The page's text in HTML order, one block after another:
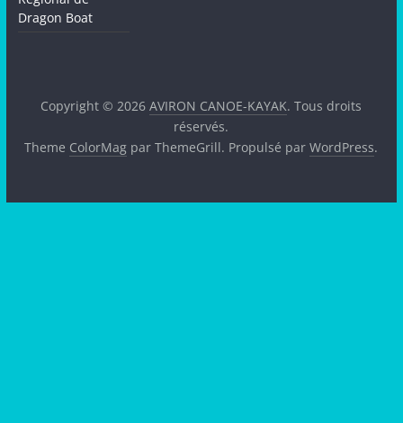
Dragon Boat
Copyright © 2026AVIRON CANOE-KAYAK. Tous droits
réservés.
Theme ColorMag par ThemeGrill. Propulsé parWordPress.